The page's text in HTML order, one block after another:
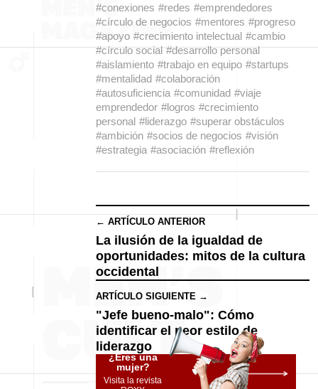
#conexiones #redes #emprendedores
#círculo de negocios #mentores #progreso
#apoyo #crecimiento intelectual #cambio
#círculo social #desarrollo personal
#aislamiento #trabajo en equipo #startups
#mentalidad #colaboración
#autosuficiencia #comunidad #viaje
emprendedor #logros #crecimiento
personal #liderazgo #superar obstáculos
#ambición #socios de negocios #visión
#estrategia #asociación #reflexión
← ARTÍCULO ANTERIOR
La ilusión de la igualdad de
oportunidades: mitos de la cultura
occidental
ARTÍCULO SIGUIENTE →
"Jefe bueno-malo": Cómo
identificar el peor estilo de
liderazgo
¿Eres una
mujer?
Visita la revista